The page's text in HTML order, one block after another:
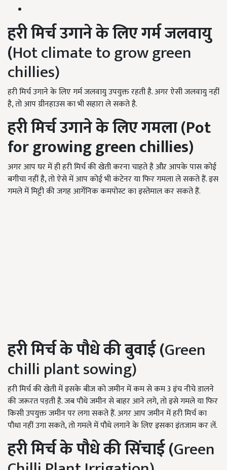
हरी मिर्च उगाने के लिए गर्म जलवायु
(Hot climate to grow green
chillies)
हरी मिर्च उगाने के लिए गर्म जलवायु उपयुक्त रहती है. अगर ऐसी जलवायु नहीं
है, तो आप ग्रीनहाउस का भी सहारा ले सकते है.
हरी मिर्च उगाने के लिएगमला (Pot
for growing green chillies)
अगर आप घर में ही हरी मिर्च की खेती करना चाहते है औऱ आपके पास कोई
बगीचा नहीं है, तो ऐसे में आप कोई भी कंटेनर या फिर गमला ले सकते हैं. इस
गमले में मिट्टी की जगह आर्गेनिक कमपोस्ट का इस्तेमाल कर सकते हैं.
हरी मिर्चके पौधेकीबुवाई (Green
chilli plant sowing)
हरी मिर्च की खेती में इसके बीज को जमीन में कम से कम 3 इंच नीचे डालने
की जरूरत पड़ती है. जब पौधे जमीन से बाहर आने लगे, तो इसे गमले या फिर
किसी उपयुक्त जमीन पर लगा सकते हैं. अगर आप जमीन में हरी मिर्च का
पौधा नहीं उगा सकते, तो गमले में पौधे लगाने के लिए इसका इंतजाम कर लें.
हरी मिर्च के पौधे की सिंचाई (Green